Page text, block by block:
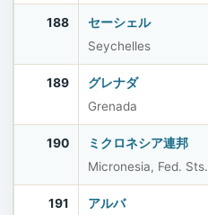
188
セーシェル
Seychelles
189
グレナダ
Grenada
190
ミクロネシア連邦
Micronesia, Fed. Sts.
191 アルバ